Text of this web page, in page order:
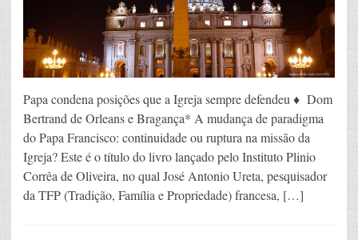
Papa condena posições que a Igreja sempre defendeu ♦ Dom
Bertrand de Orleans e Bragança* A mudança de paradigma
do Papa Francisco: continuidade ou ruptura na missão da
Igreja? Este é o título do livro lançado pelo Instituto Plinio
Corrêa de Oliveira, no qual José Antonio Ureta, pesquisador
da TFP (Tradição, Família e Propriedade) francesa, […]